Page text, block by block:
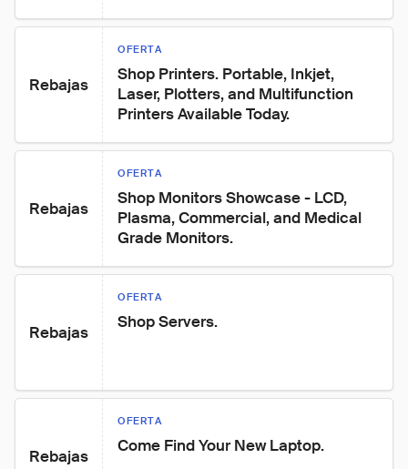
Rebajas
OFERTA
Shop Printers. Portable, Inkjet,
Laser, Plotters, and Multifunction
Printers Available Today.
Rebajas
OFERTA
Shop Monitors Showcase - LCD,
Plasma, Commercial, and Medical
Grade Monitors.
Rebajas
OFERTA
Shop Servers.
Rebajas
OFERTA
Come Find Your New Laptop.